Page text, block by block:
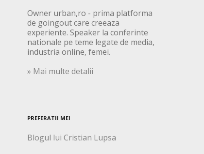
Owner urban,ro - prima platforma
de goingout care creeaza
experiente. Speaker la conferinte
nationale pe teme legate de media,
industria online, femei.
» Mai multe detalii
PREFERATII MEI
Blogul lui Cristian Lupsa